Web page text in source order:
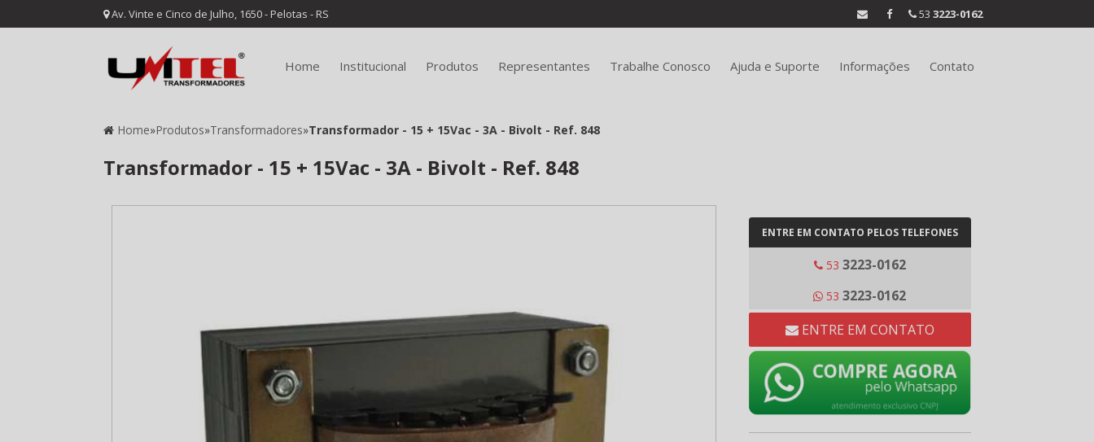
Av. Vinte e Cinco de Julho, 1650 - Pelotas - RS 53 3223-0162
Home Institucional Produtos Representantes Trabalhe Conosco Ajuda e Suporte Informações Contato
Home»Produtos»Transformadores»Transformador - 15 + 15Vac - 3A - Bivolt - Ref. 848
Transformador - 15 + 15Vac - 3A - Bivolt - Ref. 848
ENTRE EM CONTATO PELOS TELEFONES
53 3223-0162
533223-0162
ENTRE EM CONTATO